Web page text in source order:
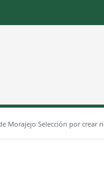
Morajejo Selección por